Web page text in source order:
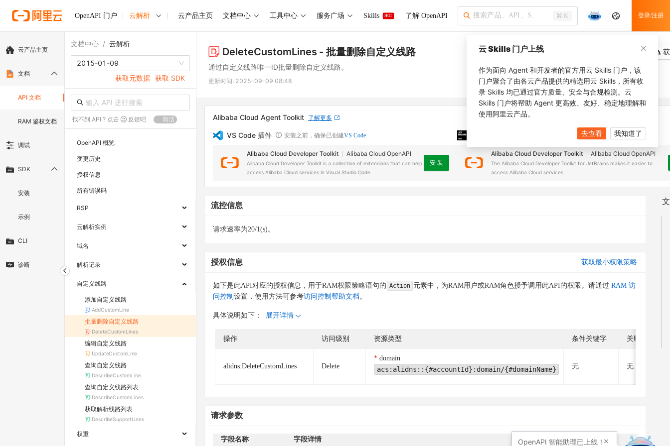
OpenAPI 门户 云解析 云产品主页 文档中心 工具中心 服务广场 Skills HOT 了解 OpenAPI ⌘ K 登录/注册
云产品主页
文档
API 文档
RAM 鉴权文档
调试
SDK
安装
示例
CLI
诊断
文档中心 / 云解析
2015-01-09
获取元数据 获取 SDK
找不到 API ? 点击 反馈吧 简洁
OpenAPI 概览
变更历史
授权信息
所有错误码
RSP
云解析实例
域名
解析记录
自定义线路
添加自定义线路
AddCustomLine
批量删除自定义线路
DeleteCustomLines
编辑自定义线路
UpdateCustomLine
查询自定义线路
DescribeCustomLine
查询自定义线路列表
DescribeCustomLines
获取解析线路列表
DescribeSupportLines
权重
DeleteCustomLines - 批量删除自定义线路
通过自定义线路唯一ID批量删除自定义线路。
更新时间: 2025-09-09 08:48
Alibaba Cloud Agent Toolkit 了解更多
VS Code 插件 安装之前，确保已创建VS Code
Alibaba Cloud Developer Toolkit Alibaba Cloud OpenAPI
Alibaba Cloud Developer Toolkit is a collection of extensions that can help
access Alibaba Cloud services in Visual Studio Code.
安 装
安装之前，确保已创建JetBrains IDE
Alibaba Cloud Developer Toolkit Alibaba Cloud OpenAPI
The Alibaba Cloud Developer Toolkit for JetBrains makes it easier to
access Alibaba Cloud services.
流控信息
请求速率为20/1(s)。
授权信息 获取最小权限策略
如下是此API对应的授权信息，用于RAM权限策略语句的 Action 元素中，为RAM用户或RAM角色授予调用此API的权限。请通过 RAM 访
问控制 设置，使用方法可参考访问控制帮助文档。
具体说明如下： 展开详情
操作 访问级别 资源类型 条件关键字 关联操作
alidns:DeleteCustomLines Delete
domain
acs:alidns::{#accountId}:domain/{#domainName} 无 无
请求参数
字段名称 字段详情
云 Skills 门户上线
作为面向 Agent 和开发者的官方用云 Skills 门户，该
门户聚合了由各云产品提供的精选用云 Skills，所有收
录 Skills 均已通过官方质量、安全与合规检测。云
Skills 门户将帮助 Agent 更高效、友好、稳定地理解和
使用阿里云产品。
去查看 我知道了
OpenAPI 智能助理已上线！